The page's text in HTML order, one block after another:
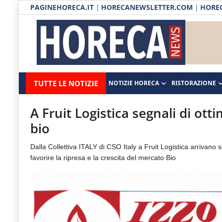
PAGINEHORECA.IT | HORECANEWSLETTER.COM |
Horecanews.it
-
Notizie
Horeca
Il
portale
del
del
TUTTE LE NOTIZIE NOTIZIE HORECA RISTORAZIONE
Notizie HORECA
Ristorazione
Ospitalità
Distribuzione
Prodotti | Dispensa Horeca
RUBRICHE
A Fruit Logistica segnali di
bio
Dalla Collettiva ITALY di CSO Italy a Fruit Logistica
favorire la ripresa e la crescita del mercato Bio